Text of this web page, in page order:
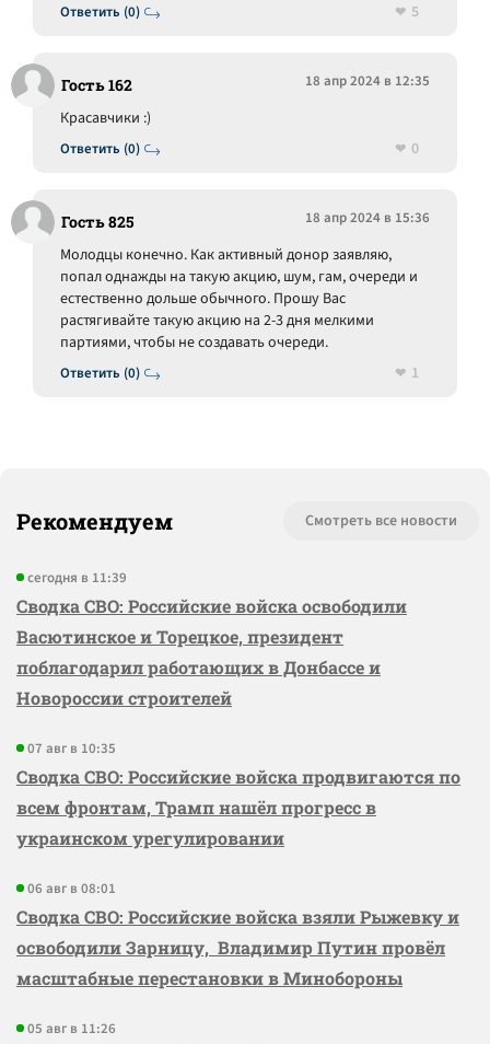
Ответить (0)
5
Гость 162 18 апр 2024 в 12:35
Ответить (0)
Красавчики :)
0
Гость 825 18 апр 2024 в 15:36
Ответить (0)
Молодцы конечно. Как активный донор заявляю,
попал однажды на такую акцию, шум, гам, очереди и
естественно дольше обычного. Прошу Вас
растягивайте такую акцию на 2-3 дня мелкими
партиями, чтобы не создавать очереди.
1
Рекомендуем Смотреть все новости
сегодня в 11:39
Сводка СВО: Российские войска освободили
Васютинское и Торецкое, президент
поблагодарил работающих в Донбассе и
Новороссии строителей
07 авг в 10:35
Сводка СВО: Российские войска продвигаются по
всем фронтам, Трамп нашёл прогресс в
украинском урегулировании
06 авг в 08:01
Сводка СВО: Российские войска взяли Рыжевку и
освободили Зарницу, Владимир Путин провёл
масштабные перестановки в Минобороны
05 авг в 11:26